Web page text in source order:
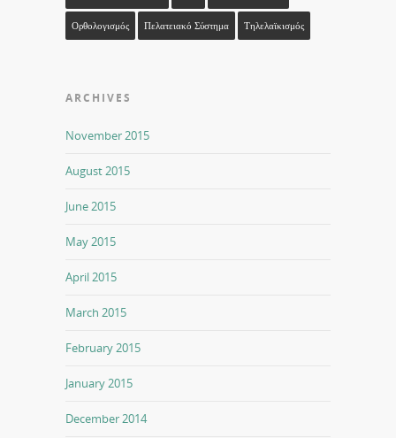
Ορθολογισμός Πελατειακό Σύστημα Τηλελαϊκισμός
ARCHIVES
November 2015
August 2015
June 2015
May 2015
April 2015
March 2015
February 2015
January 2015
December 2014